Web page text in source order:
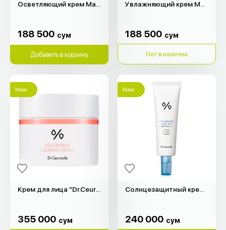
188 500 сум
Добавить в корзину
188 500 сум
Нет в наличии
New
Крем для лица "Dr.Ceuracle" (50гр)
355 000 сум
New
240 000 сум